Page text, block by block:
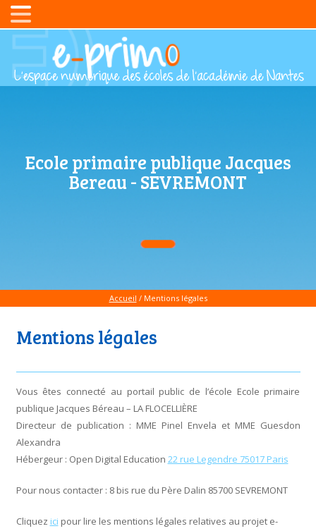
Ecole primaire publique Jacques
Bereau - SEVREMONT
Accueil / Mentions légales
Mentions légales
Vous êtes connecté au portail public de l’école Ecole primaire
publique Jacques Béreau – LA FLOCELLIÈRE
Directeur de publication : MME Pinel Envela et MME Guesdon
Alexandra
Hébergeur : Open Digital Education 22 rue Legendre 75017 Paris
Pour nous contacter : 8 bis rue du Père Dalin 85700 SEVREMONT
Cliquez ici pour lire les mentions légales relatives au projet e-